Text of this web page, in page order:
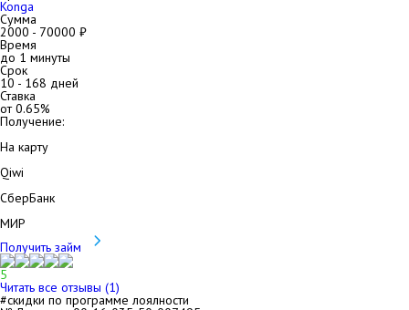
Konga
Сумма
2000 - 70000 ₽
Время
до 1 минуты
Срок
10 - 168 дней
Ставка
от0.65%
Получение:
На карту
Qiwi
СберБанк
МИР
Получить займ
5
Читать все отзывы (1)
#скидки по программе лоялности